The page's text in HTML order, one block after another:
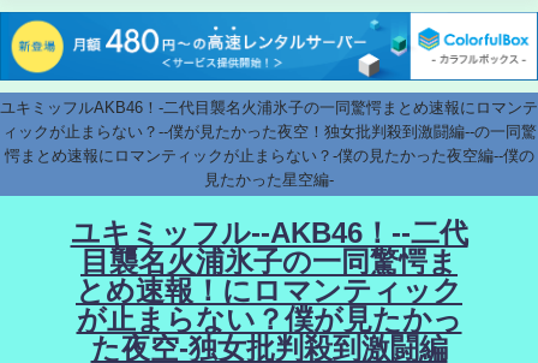
ユキミッフルAKB46！-二代目襲名火浦氷子の一同驚愕まとめ速報にロマンテ
ィックが止まらない？--僕が見たかった夜空！独女批判殺到激闘編--の一同驚
愕まとめ速報にロマンティックが止まらない？-僕の見たかった夜空編--僕の
見たかった星空編-
ユキミッフル--AKB46！--二代
目襲名火浦氷子の一同驚愕ま
とめ速報！にロマンティック
が止まらない？僕が見たかっ
た夜空-独女批判殺到激闘編